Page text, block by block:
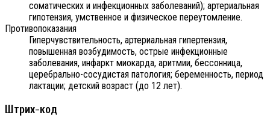
соматических и инфекционных заболеваний); артериальная
гипотензия, умственное и физическое переутомление.
Противопоказания
Гиперчувствительность, артериальная гипертензия,
повышенная возбудимость, острые инфекционные
заболевания, инфаркт миокарда, аритмии, бессонница,
церебрально-сосудистая патология; беременность, период
лактации; детский возраст (до 12 лет).
Штрих-код